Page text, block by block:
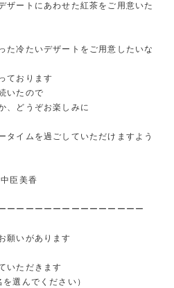
ザートにあわせた紅茶をご用意いた
た冷たいデザートをご用意したいな
ております
いたので
、どうぞお楽しみに
タイムを過ごしていただけますよう
臣美香
ーーーーーーーーーーーーーーー
願いがあります
いただきます
選んでください）